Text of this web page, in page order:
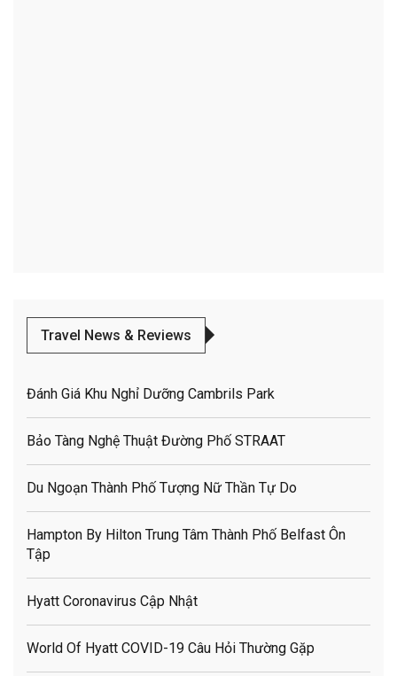
Travel News & Reviews
Đánh Giá Khu Nghỉ Dưỡng Cambrils Park
Bảo Tàng Nghệ Thuật Đường Phố STRAAT
Du Ngoạn Thành Phố Tượng Nữ Thần Tự Do
Hampton By Hilton Trung Tâm Thành Phố Belfast Ôn
Tập
Hyatt Coronavirus Cập Nhật
World Of Hyatt COVID-19 Câu Hỏi Thường Gặp